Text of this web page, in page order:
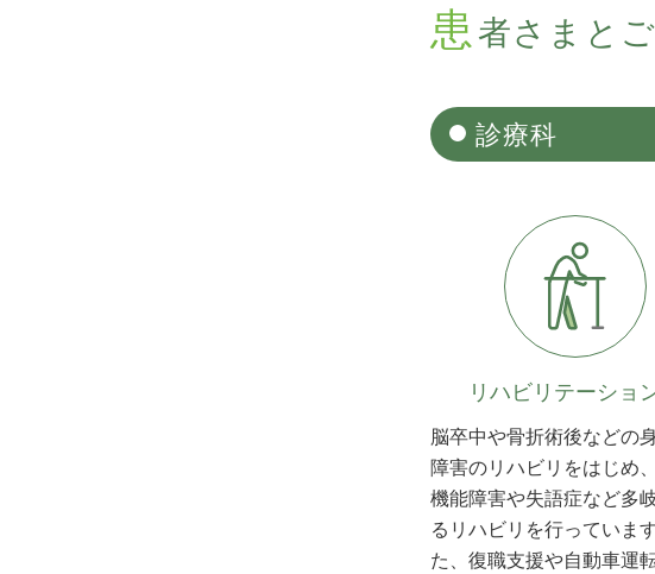
患 者さまと
診療科
リハビリテーショ
脳卒中や骨折術後などの
障害のリハビリをはじめ
機能障害や失語症など多
るリハビリを行っていま
た、復職支援や自動車運